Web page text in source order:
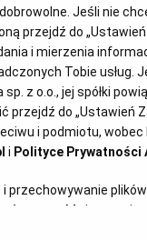
Jolanta Łasiewicka
Jeśli nie
przejdź do „Ustawień
i mierzenia
Tobie usług.
z o.o., jej spółki
do „Ustawień
i podmiotu, wobec
i Polityce Prywatności
Możesz też
do zarządzania